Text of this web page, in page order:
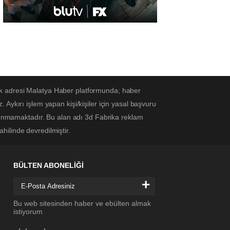
adresi Malatya Haber platformunda; haber
Aykırı işlem yapan kişi/kişiler için yasal başvuru
Bu alan adı 3d Fabrika reklam
devredilmiştir.
BÜLTEN ABONELİĞİ
+
Bu web sitesinden haber ve ebülten almak
istiyorum